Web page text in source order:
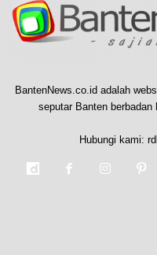
BantenNews.co.id adalah
seputar Banten
Hubungi kami: